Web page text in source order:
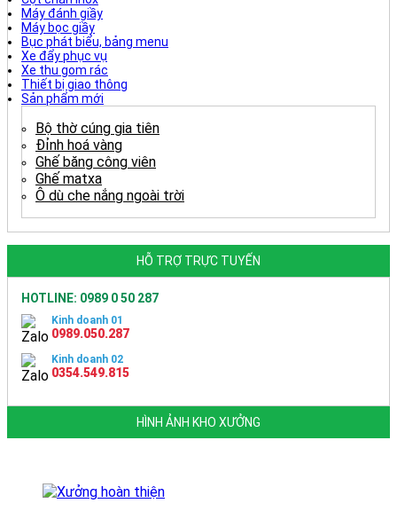
Máy đánh giầy
Máy bọc giầy
Bục phát biểu, bảng menu
Xe đẩy phục vụ
Xe thu gom rác
Thiết bị giao thông
Sản phẩm mới
Bộ thờ cúng gia tiên
Đỉnh hoá vàng
Ghế băng công viên
Ghế matxa
Ô dù che nắng ngoài trời
HỖ TRỢ TRỰC TUYẾN
HOTLINE: 0989 0 50 287
Kinh doanh 01
0989.050.287
Kinh doanh 02
0354.549.815
HÌNH ẢNH KHO XƯỞNG